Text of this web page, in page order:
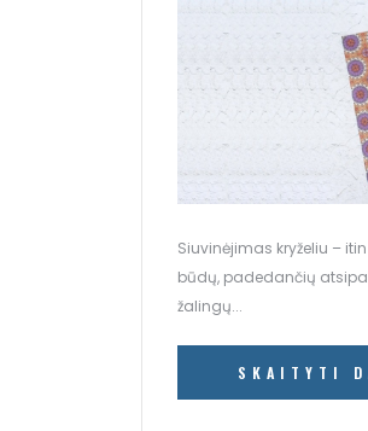
Siuvinėjimas kryželiu –
būdų, padedančių
žalingų...
SKAITYTI